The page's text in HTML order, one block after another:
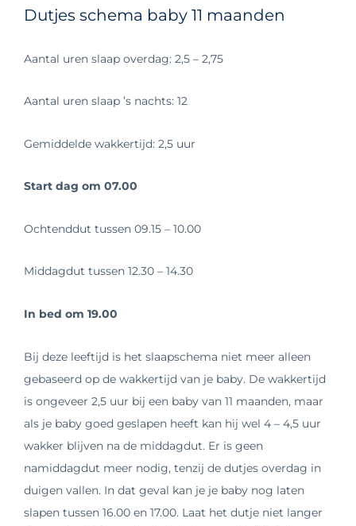
Dutjes schema baby 11 maanden
Aantal uren slaap overdag: 2,5 – 2,75
Aantal uren slaap ’s nachts: 12
Gemiddelde wakkertijd: 2,5 uur
Start dag om 07.00
Ochtenddut tussen 09.15 – 10.00
Middagdut tussen 12.30 – 14.30
In bed om 19.00
Bij deze leeftijd is het slaapschema niet meer alleen
gebaseerd op de wakkertijd van je baby. De wakkertijd
is ongeveer 2,5 uur bij een baby van 11 maanden, maar
als je baby goed geslapen heeft kan hij wel 4 – 4,5 uur
wakker blijven na de middagdut. Er is geen
namiddagdut meer nodig, tenzij de dutjes overdag in
duigen vallen. In dat geval kan je je baby nog laten
slapen tussen 16.00 en 17.00. Laat het dutje niet langer